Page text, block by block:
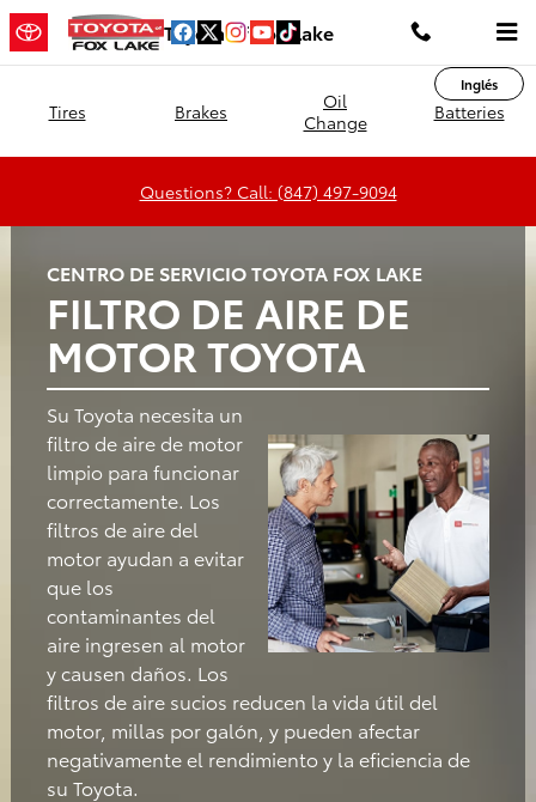
Saltar al contenido principal
Toyota of Fox Lake
Toyota of Fox Lake
Inglés
Tires Brakes
Oil
Change
Batteries
Questions? Call: (847) 497-9094
CENTRO DE SERVICIO TOYOTA FOX LAKE
FILTRO DE AIRE DE
MOTOR TOYOTA
Su Toyota necesita un
filtro de aire de motor
limpio para funcionar
correctamente. Los
filtros de aire del
motor ayudan a evitar
que los
contaminantes del
aire ingresen al motor
y causen daños. Los
filtros de aire sucios reducen la vida útil del
motor, millas por galón, y pueden afectar
negativamente el rendimiento y la eficiencia de
su Toyota.